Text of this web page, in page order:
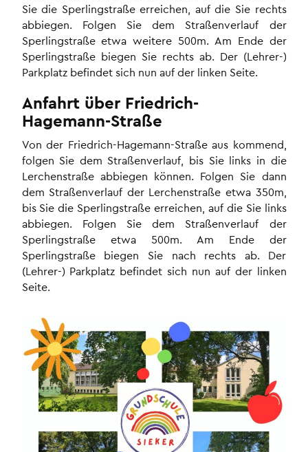
Sie die Sperlingstraße erreichen, auf die Sie rechts
abbiegen. Folgen Sie dem Straßenverlauf der
Sperlingstraße etwa weitere 500m. Am Ende der
Sperlingstraße biegen Sie rechts ab. Der (Lehrer-)
Parkplatz befindet sich nun auf der linken Seite.
Anfahrt über Friedrich-
Hagemann-Straße
Von der Friedrich-Hagemann-Straße aus kommend,
folgen Sie dem Straßenverlauf, bis Sie links in die
Lerchenstraße abbiegen können. Folgen Sie dann
dem Straßenverlauf der Lerchenstraße etwa 350m,
bis Sie die Sperlingstraße erreichen, auf die Sie links
abbiegen. Folgen Sie dem Straßenverlauf der
Sperlingstraße etwa 500m. Am Ende der
Sperlingstraße biegen Sie nach rechts ab. Der
(Lehrer-) Parkplatz befindet sich nun auf der linken
Seite.